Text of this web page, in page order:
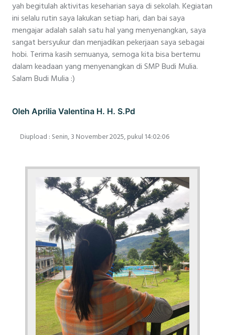
yah begitulah aktivitas keseharian saya di sekolah. Kegiatan
ini selalu rutin saya lakukan setiap hari, dan bai saya
mengajar adalah salah satu hal yang menyenangkan, saya
sangat bersyukur dan menjadikan pekerjaan saya sebagai
hobi. Terima kasih semuanya, semoga kita bisa bertemu
dalam keadaan yang menyenangkan di SMP Budi Mulia.
Salam Budi Mulia :)
Oleh Aprilia Valentina H. H. S.Pd
Diupload : Senin, 3 November 2025, pukul 14:02:06